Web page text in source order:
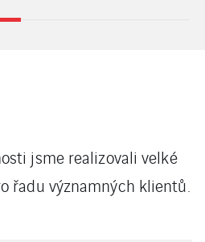
jsme realizovali velké
řadu významných klientů.